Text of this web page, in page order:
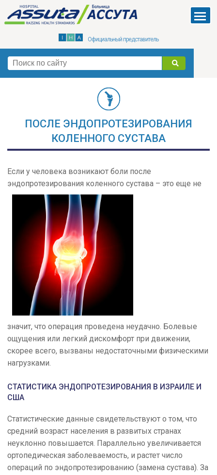
Официальный представитель
поиск
ПОСЛЕ ЭНДОПРОТЕЗИРОВАНИЯ
КОЛЕННОГО СУСТАВА
Если у человека возникают боли после
эндопротезирования коленного сустава – это еще не
значит, что операция проведена неудачно. Болевые
ощущения или легкий дискомфорт при движении,
скорее всего, вызваны недостаточными физическими
нагрузками.
СТАТИСТИКА ЭНДОПРОТЕЗИРОВАНИЯ В ИЗРАИЛЕ И
США
Статистические данные свидетельствуют о том, что
средний возраст населения в развитых странах
неуклонно повышается. Параллельно увеличивается
ортопедическая заболеваемость, и растет число
операций по эндопротезированию (замена сустава). За